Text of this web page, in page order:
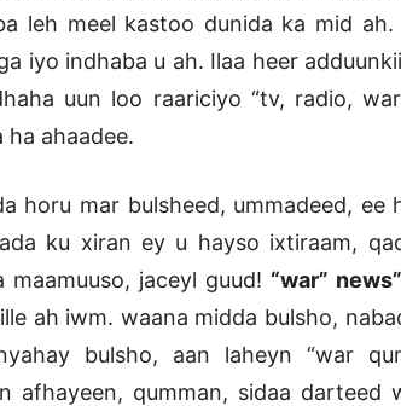
leh meel kastoo dunida ka mid ah.
iyo indhaba u ah. Ilaa heer
uun loo raariciyo “tv, radio,
ahaadee.
horu mar bulsheed, ummadeed, ee
ku xiran ey u hayso ixtiraam,
maamuuso, jaceyl guud! “war” news”
ah iwm. waana midda bulsho,
bulsho, aan laheyn “war
afhayeen, qumman, sidaa darteed